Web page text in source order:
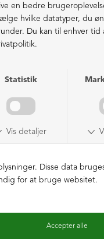
LIMITED EDITION